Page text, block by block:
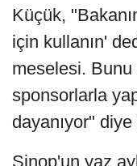
Küçük,
için kullanın'
meselesi.
sponsorlarla
dayanıyor"
Sinop'un yaz